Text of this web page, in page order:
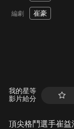
編劇 崔豪
我的星等
影片給分
頂尖格鬥選手崔益